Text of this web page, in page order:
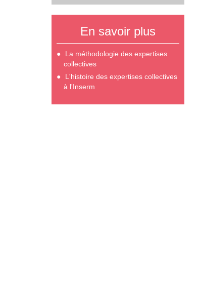
En savoir plus
La méthodologie des expertises
collectives
L'histoire des expertises collectives
à l'Inserm